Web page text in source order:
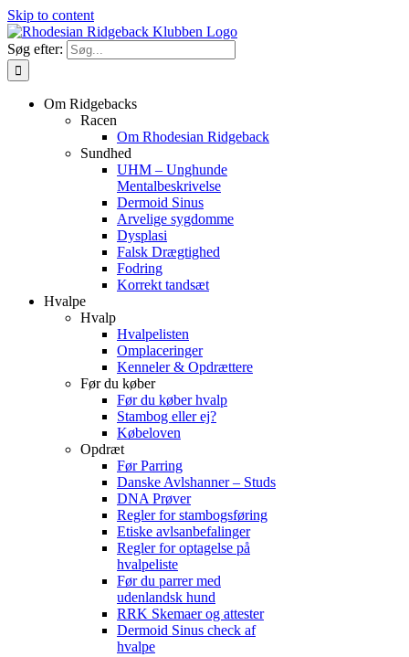
Skip to content
Søg efter:
Om Ridgebacks
Racen
Om Rhodesian Ridgeback
Sundhed
UHM – Unghunde
Mentalbeskrivelse
Dermoid Sinus
Arvelige sygdomme
Dysplasi
Falsk Drægtighed
Fodring
Korrekt tandsæt
Hvalpe
Hvalp
Hvalpelisten
Omplaceringer
Kenneler & Opdrættere
Før du køber
Før du køber hvalp
Stambog eller ej?
Købeloven
Opdræt
Før Parring
Danske Avlshanner – Studs
DNA Prøver
Regler for stambogsføring
Etiske avlsanbefalinger
Regler for optagelse på
hvalpeliste
Før du parrer med
udenlandsk hund
RRK Skemaer og attester
Dermoid Sinus check af
hvalpe